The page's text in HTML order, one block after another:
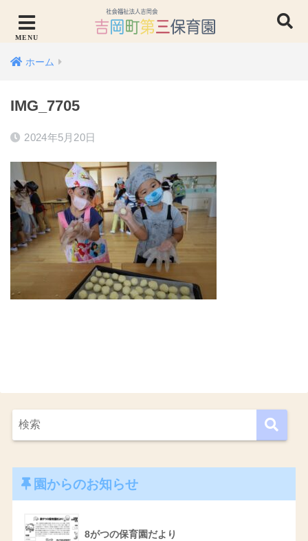
ホーム
IMG_7705
2024年5月20日
園からのお知らせ
8がつの保育園だより